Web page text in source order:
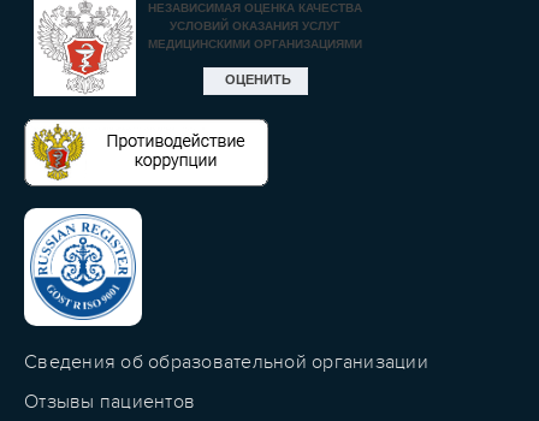
Сведения об образовательной организации
Отзывы пациентов